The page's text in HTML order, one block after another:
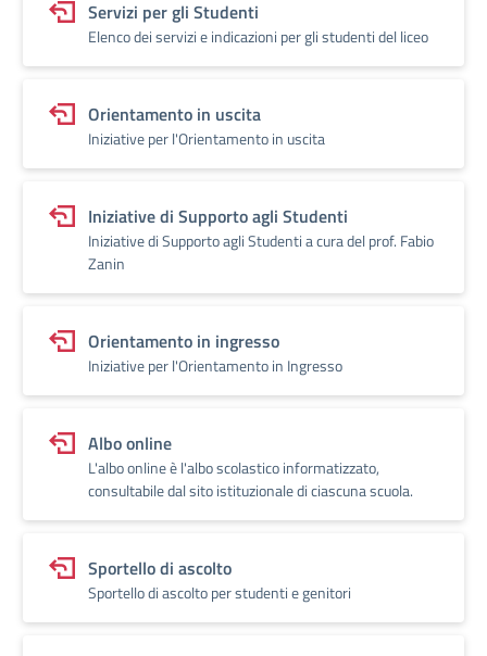
Servizi per gli Studenti
Elenco dei servizi e indicazioni per gli studenti del liceo
Orientamento in uscita
Iniziative per l'Orientamento in uscita
Iniziative di Supporto agli Studenti
Iniziative di Supporto agli Studenti a cura del prof. Fabio
Zanin
Orientamento in ingresso
Iniziative per l'Orientamento in Ingresso
Albo online
L'albo online è l'albo scolastico informatizzato,
consultabile dal sito istituzionale di ciascuna scuola.
Sportello di ascolto
Sportello di ascolto per studenti e genitori